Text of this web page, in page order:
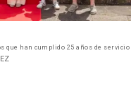
que han cumplido 25 años de servicio